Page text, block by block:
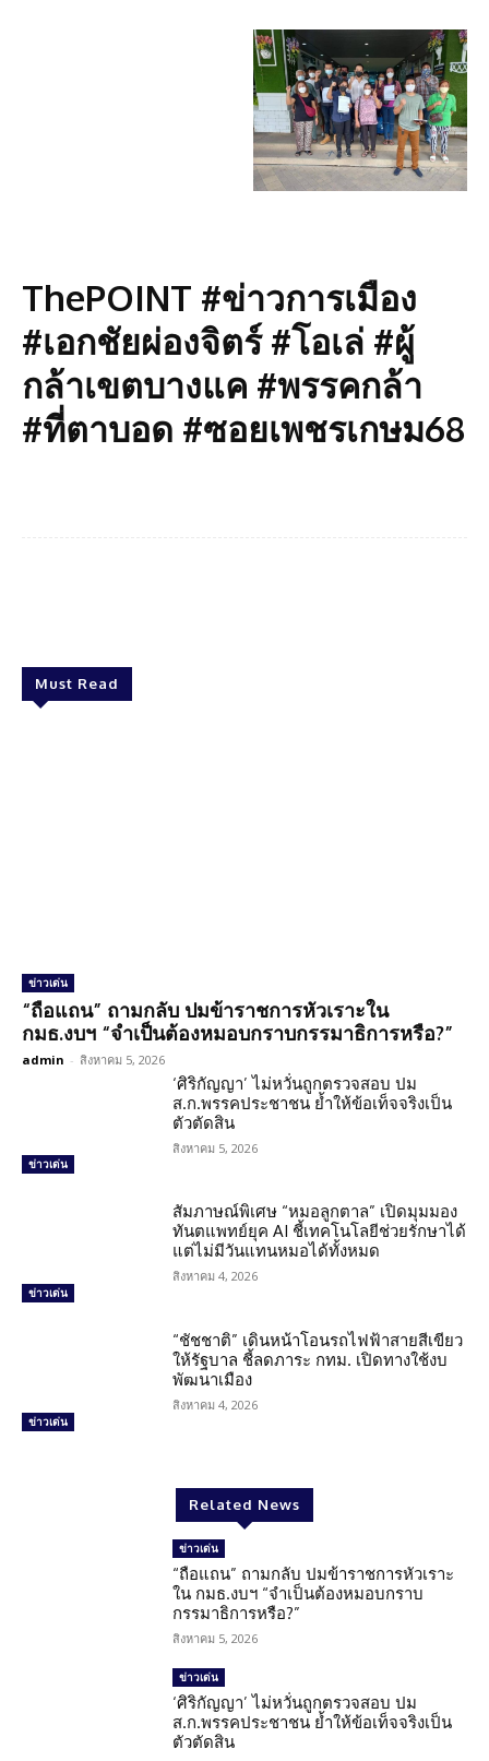
ThePOINT #ข่าวการเมือง
#เอกชัยผ่องจิตร์ #โอเล่ #ผู้
กล้าเขตบางแค #พรรคกล้า
#ที่ตาบอด #ซอยเพชรเกษม68
Must Read
ข่าวเด่น
“ถือแถน” ถามกลับ ปมข้าราชการหัวเราะใน
กมธ.งบฯ “จำเป็นต้องหมอบกราบกรรมาธิการหรือ?”
admin - สิงหาคม 5, 2026
ข่าวเด่น
‘ศิริกัญญา’ ไม่หวั่นถูกตรวจสอบ ปม
ส.ก.พรรคประชาชน ย้ำให้ข้อเท็จจริงเป็น
ตัวตัดสิน
สิงหาคม 5, 2026
ข่าวเด่น
สัมภาษณ์พิเศษ “หมอลูกตาล” เปิดมุมมอง
ทันตแพทย์ยุค AI ชี้เทคโนโลยีช่วยรักษาได้
แต่ไม่มีวันแทนหมอได้ทั้งหมด
สิงหาคม 4, 2026
ข่าวเด่น
“ชัชชาติ” เดินหน้าโอนรถไฟฟ้าสายสีเขียว
ให้รัฐบาล ชี้ลดภาระ กทม. เปิดทางใช้งบ
พัฒนาเมือง
สิงหาคม 4, 2026
Related News
ข่าวเด่น
“ถือแถน” ถามกลับ ปมข้าราชการหัวเราะ
ใน กมธ.งบฯ “จำเป็นต้องหมอบกราบ
กรรมาธิการหรือ?”
สิงหาคม 5, 2026
ข่าวเด่น
‘ศิริกัญญา’ ไม่หวั่นถูกตรวจสอบ ปม
ส.ก.พรรคประชาชน ย้ำให้ข้อเท็จจริงเป็น
ตัวตัดสิน